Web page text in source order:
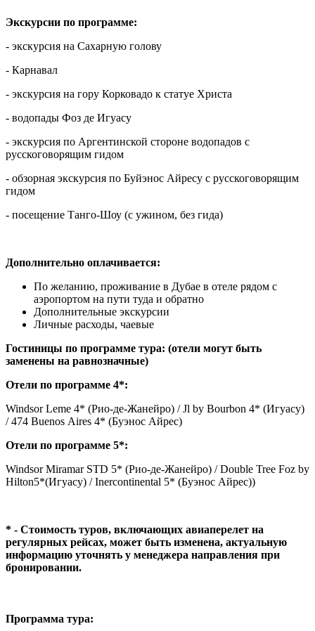
Экскурсии по программе:
- экскурсия на Сахарную голову
- Карнавал
- экскурсия на гору Корковадо к статуе Христа
- водопады Фоз де Игуасу
- экскурсия по Аргентинской стороне водопадов с
русскоговорящим гидом
- обзорная экскурсия по Буйэнос Айресу с русскоговорящим
гидом
- посещение Танго-Шоу (с ужином, без гида)
Дополнительно оплачивается:
По желанию, проживание в Дубае в отеле рядом с
аэропортом на пути туда и обратно
Дополнительные экскурсии
Личные расходы, чаевые
Гостиницы по программе тура: (отели могут быть
заменены на равнозначные)
Отели по программе 4*:
Windsor Leme 4* (Рио-де-Жанейро) / Jl by Bourbon 4* (Игуасу)
/ 474 Buenos Aires 4* (Буэнос Айрес)
Отели по программе 5*:
Windsor Miramar STD 5* (Рио-де-Жанейро) / Double Tree Foz by
Hilton5*(Игуасу) / Inercontinental 5* (Буэнос Айрес))
* - Стоимость туров, включающих авиаперелет на
регулярных рейсах, может быть изменена, актуальную
информацию уточнять у менеджера направления при
бронировании.
Программа тура: